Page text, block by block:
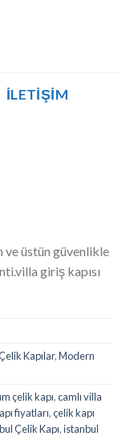
İLETIŞIM
ve üstün güvenlikle
giriş kapısı
Kapılar,Modern
çelik kapı,camlı villa
fiyatları,çelik kapı
Çelik Kapı,istanbul